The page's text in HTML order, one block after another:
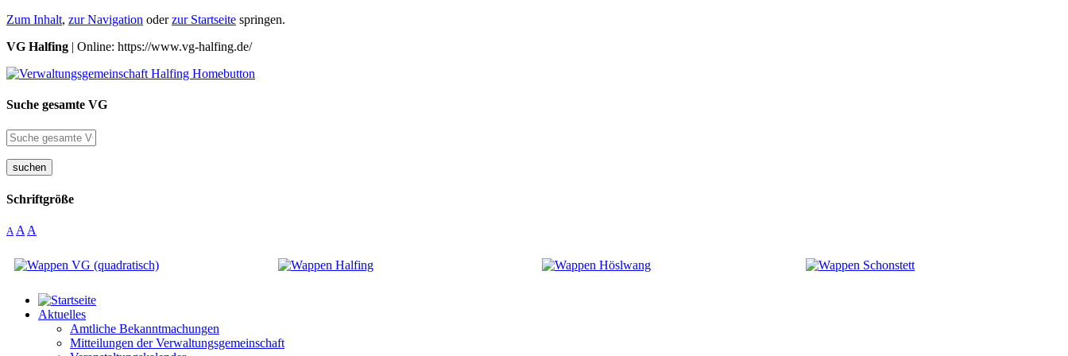
Zum Inhalt, zur Navigation oderzur Startseite springen.
VG Halfing | Online: https://www.vg-halfing.de/
Suche gesamte VG
suchen
Schriftgröße
A A A
Aktuelles
Amtliche Bekanntmachungen
Mitteilungen der Verwaltungsgemeinschaft